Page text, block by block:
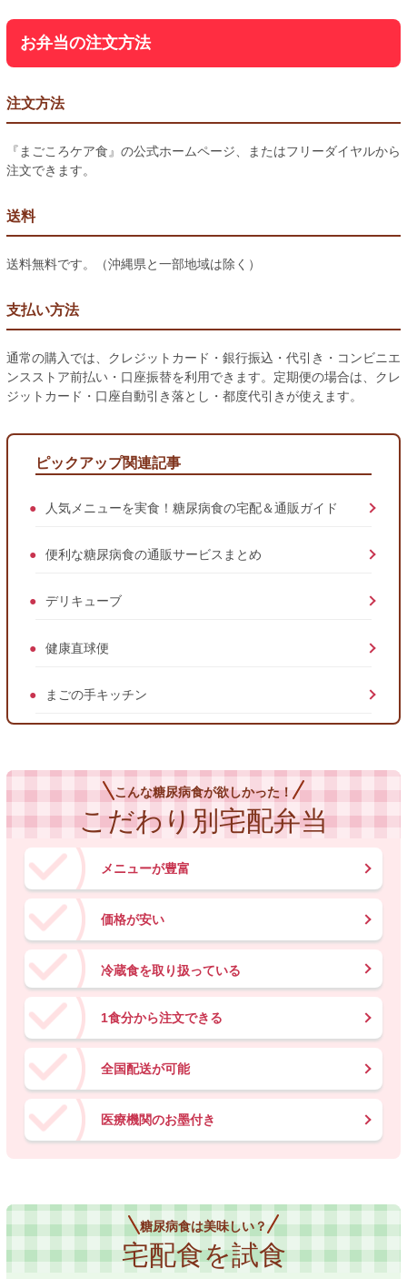
お弁当の注文方法
注文方法
『まごころケア食』の公式ホームページ、またはフリーダイヤルから
注文できます。
送料
送料無料です。（沖縄県と一部地域は除く）
支払い方法
通常の購入では、クレジットカード・銀行振込・代引き・コンビニエ
ンスストア前払い・口座振替を利用できます。定期便の場合は、クレ
ジットカード・口座自動引き落とし・都度代引きが使えます。
ピックアップ関連記事
人気メニューを実食！糖尿病食の宅配＆通販ガイド
便利な糖尿病食の通販サービスまとめ
デリキューブ
健康直球便
まごの手キッチン
こんな糖尿病食が欲しかった！
こだわり別宅配弁当
メニューが豊富
価格が安い
冷蔵食を取り扱っている
1食分から注文できる
全国配送が可能
医療機関のお墨付き
糖尿病食は美味しい？
宅配食を試食